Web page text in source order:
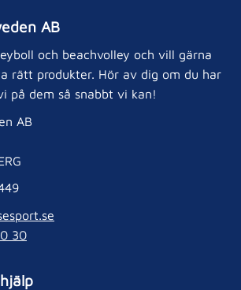
AB
och beachvolley och vill gärna
rätt produkter. Hör av dig om du har
på dem så snabbt vi kan!
AB
30